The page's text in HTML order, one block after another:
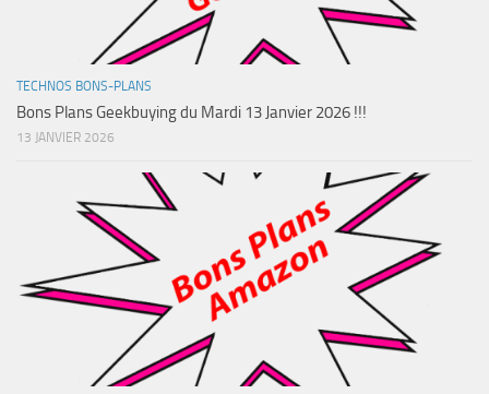
TECHNOS BONS-PLANS
Bons Plans Geekbuying du Mardi 13 Janvier 2026 !!!
13 JANVIER 2026